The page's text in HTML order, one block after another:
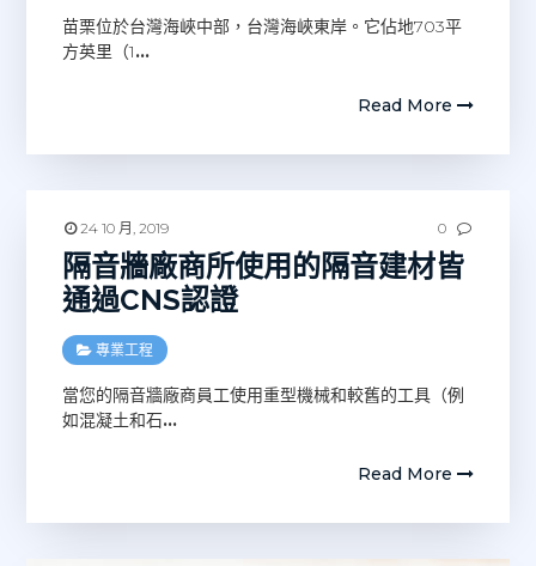
苗栗位於台灣海峽中部，台灣海峽東岸。它佔地703平
方英里（1…
Read More
24 10 月, 2019 0
隔音牆廠商所使用的隔音建材皆
通過CNS認證
專業工程
當您的隔音牆廠商員工使用重型機械和較舊的工具（例
如混凝土和石…
Read More